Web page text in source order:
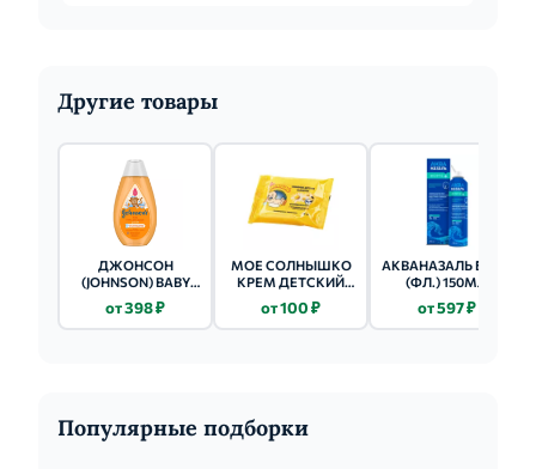
Другие товары
ДЖОНСОН
(JOHNSON) BABY
от 398 ₽
МОЕ СОЛНЫШКО
КРЕМ ДЕТСКИЙ
от 100 ₽
АКВАНАЗАЛЬ БЭБИ
(ФЛ.) 150МЛ
от 597 ₽
Популярные подборки